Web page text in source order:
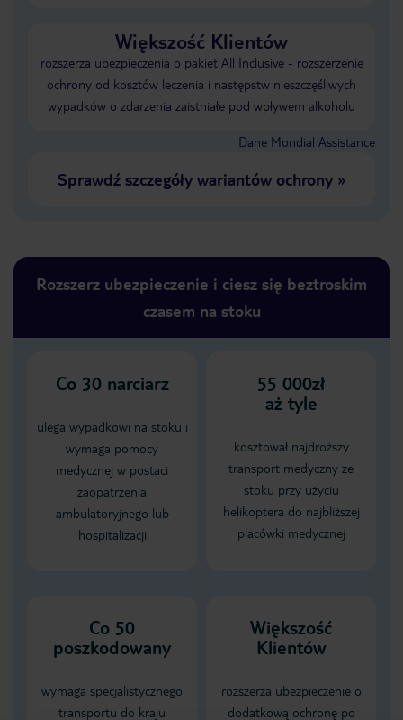
Większość Klientów
rozszerza ubezpieczenia o pakiet All Inclusive - rozszerzenie
ochrony od kosztów leczenia i następstw nieszczęśliwych
wypadków o zdarzenia zaistniałe pod wpływem alkoholu
Dane Mondial Assistance
Sprawdź szczegóły wariantów ochrony»
Rozszerz ubezpieczenie i ciesz się beztroskim
czasem na stoku
Co 30 narciarz
ulega wypadkowi na stoku i
wymaga pomocy
medycznej w postaci
zaopatrzenia
ambulatoryjnego lub
hospitalizacji
55 000zł
aż tyle
kosztował najdroższy
transport medyczny ze
stoku przy użyciu
helikoptera do najbliższej
placówki medycznej
Co 50
poszkodowany
wymaga specjalistycznego
transportu do kraju
Większość
Klientów
rozszerza ubezpieczenie o
dodatkową ochronę po